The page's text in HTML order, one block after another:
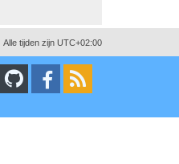
Alle tijden zijn UTC+02:00